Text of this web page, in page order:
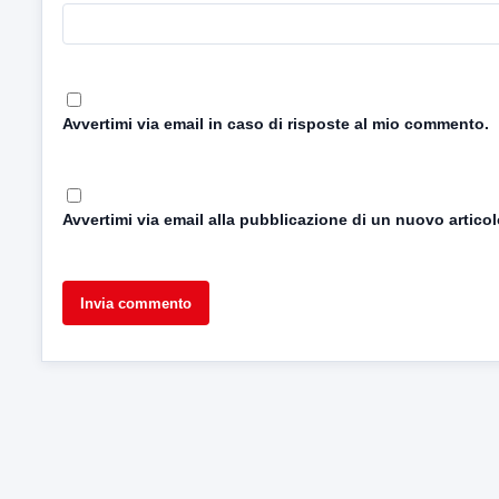
Avvertimi via email in caso di risposte al mio commento.
Avvertimi via email alla pubblicazione di un nuovo